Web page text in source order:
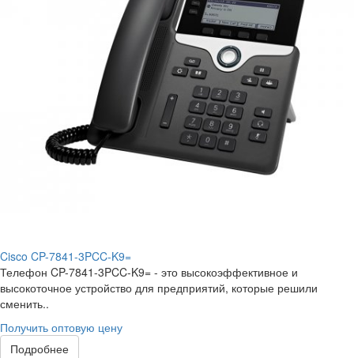
Cisco CP-7841-3PCC-K9=
Телефон CP-7841-3PCC-K9= - это высокоэффективное и
высокоточное устройство для предприятий, которые решили
сменить..
Получить оптовую цену
Подробнее